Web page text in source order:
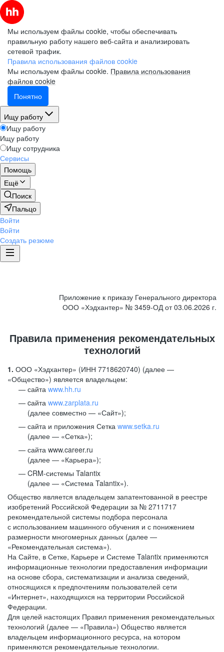
Мы используем файлы cookie, чтобы обеспечивать
правильную работу нашего веб-сайта и анализировать
сетевой трафик.
Правила использования файлов cookie
Мы используем файлы cookie. Правила использования
файлов cookie
Понятно
Ищу работу
Ищу работу
Ищу работу
Ищу сотрудника
Сервисы
Помощь
Ещё
Поиск
Пальцо
Войти
Войти
Создать резюме
Приложение к приказу Генерального директора
ООО «Хэдхантер» № 3459-ОД от 03.06.2026 г.
Правила применения рекомендательных
технологий
1. ООО «Хэдхантер» (ИНН 7718620740) (далее —
«Общество») является владельцем:
сайта www.hh.ru
cайта www.zarplata.ru
(далее совместно — «Сайт»);
сайта и приложения Сетка www.setka.ru
(далее — «Сетка»);
сайта www.career.ru
(далее — «Карьера»);
CRM-системы Talantix
(далее — «Система Talantix»).
Общество является владельцем запатентованной в реестре
изобретений Российской Федерации за № 2711717
рекомендательной системы подбора персонала
с использованием машинного обучения и с понижением
размерности многомерных данных (далее —
«Рекомендательная система»).
На Сайте, в Сетке, Карьере и Системе Talantix применяются
информационные технологии предоставления информации
на основе сбора, систематизации и анализа сведений,
относящихся к предпочтениям пользователей сети
«Интернет», находящихся на территории Российской
Федерации.
Для целей настоящих Правил применения рекомендательных
технологий (далее — «Правила») Общество является
владельцем информационного ресурса, на котором
применяются рекомендательные технологии.